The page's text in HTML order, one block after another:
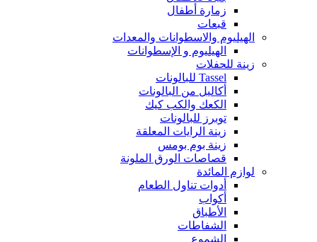
زمارة أطفال
قبعات
الهيليوم والاسطوانات والمعدات
الهيليوم و الإسطوانات
زينة للحفلات
Tassel للبالونات
أكاليل من البالونات
الكعك والكب كيك
توبرز للبالونات
زينة الرايات المعلقة
زينة بوم بومس
قصاصات الورق الملونة
لوازم المائدة
أدوات تناول الطعام
أكواب
الأطباق
الشفاطات
الشموع